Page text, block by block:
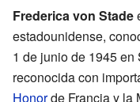
Frederica von Stade
estadounidense,
1 de junio de 1945 en
reconocida con
Honorde Francia y la